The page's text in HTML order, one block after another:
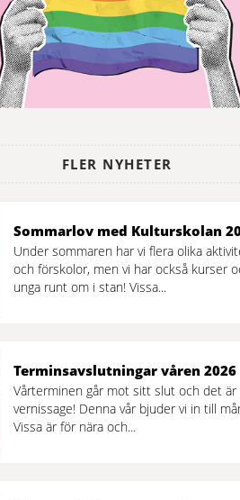
FLER NYHETER
Sommarlov med Kulturskolan
Under sommaren har vi flera olika
och förskolor, men vi har också kurser
unga runt om i stan! Vissa...
Terminsavslutningar våren 2026
Vårterminen går mot sitt slut och det
vernissage! Denna vår bjuder vi in till
Vissa är för nära och...